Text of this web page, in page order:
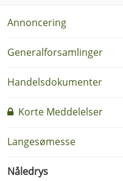
Annoncering
Generalforsamlinger
Handelsdokumenter
Korte Meddelelser
Langesømesse
Nåledrys